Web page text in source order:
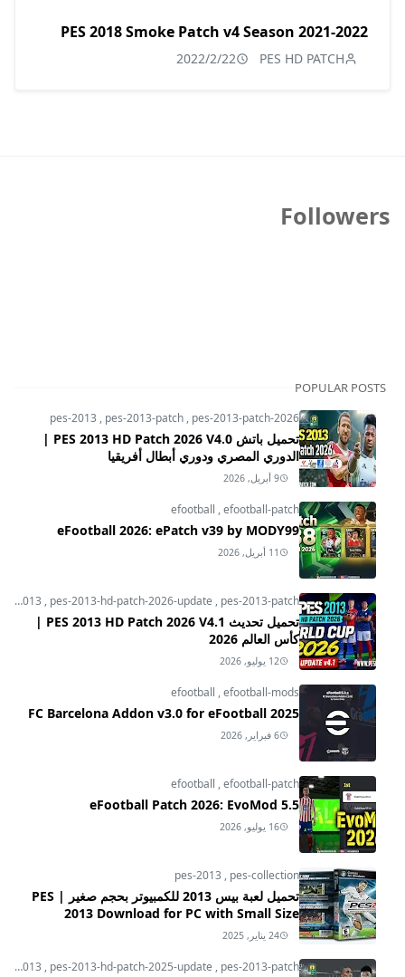
PES 2018 Smoke Patch v4 Season 2021-2022
PES HD PATCH
2022/2/22
Followers
POPULAR POSTS
pes-2013 , pes-2013-patch , pes-2013-patch-2026
تحميل باتش PES 2013 HD Patch 2026 V4.0 |
الدوري المصري ودوري أبطال أفريقيا
9 أبريل, 2026
efootball ,efootball-patch
eFootball 2026: ePatch v39 by MODY99
11 أبريل, 2026
pes-2013 , pes-2013-hd-patch-2026-update , pes-2013-patch
تحميل تحديث PES 2013 HD Patch 2026 V4.1 |
كأس العالم 2026
12 يوليو, 2026
efootball ,efootball-mods
FC Barcelona Addon v3.0 for eFootball 2025
6 فبراير, 2026
efootball ,efootball-patch
eFootball Patch 2026: EvoMod 5.5
16 يوليو, 2026
pes-2013 , pes-collection
تحميل لعبة بيس 2013 للكمبيوتر بحجم صغير | PES
2013 Download for PC with Small Size
24 يناير, 2025
pes-2013 , pes-2013-hd-patch-2025-update , pes-2013-patch